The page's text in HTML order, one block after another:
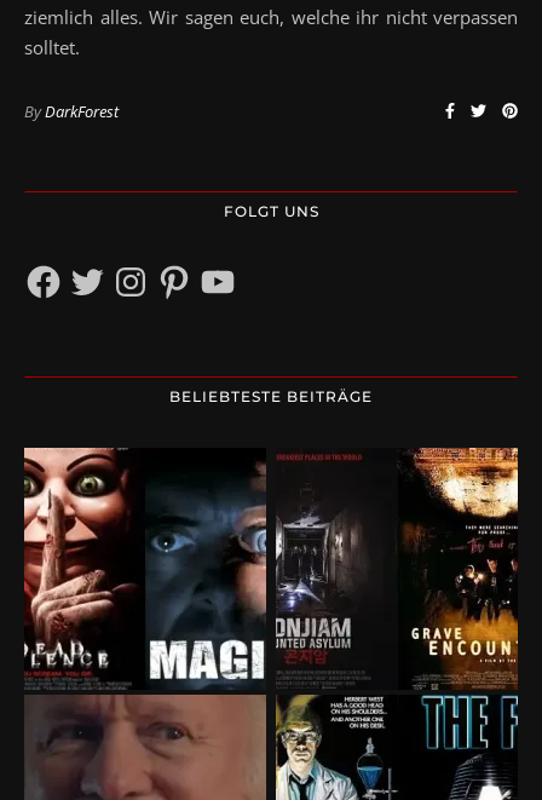
ziemlich alles. Wir sagen euch, welche ihr nicht verpassen
solltet.
ByDarkForest
FOLGT UNS
Facebook
TwitterInstagramPinterestYouTube
BELIEBTESTE BEITRÄGE